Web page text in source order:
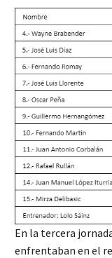
En la tercera
enfrentaban en el